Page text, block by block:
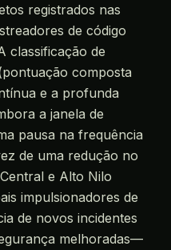
registrados nas
de código
classificação de
composta
e a profunda
a janela de
pausa na frequência
de uma redução no
e Alto Nilo
impulsionadores de
de novos incidentes
melhoradas—